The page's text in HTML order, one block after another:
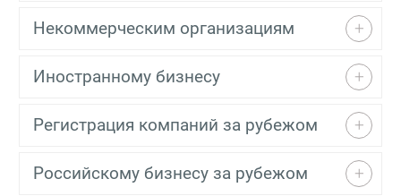
Некоммерческим организациям
Иностранному бизнесу
Регистрация компаний за рубежом
Российскому бизнесу за рубежом